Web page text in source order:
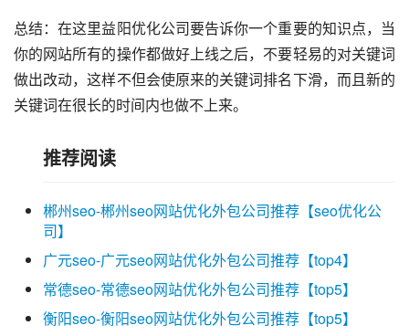
总结：在这里益阳优化公司要告诉你一个重要的知识点，当
你的网站所有的操作都做好上线之后，不要轻易的对关键词
做出改动，这样不但会使原来的关键词排名下滑，而且新的
关键词在很长的时间内也做不上来。
推荐阅读
郴州seo-郴州seo网站优化外包公司推荐【seo优化公
司】
广元seo-广元seo网站优化外包公司推荐【top4】
常德seo-常德seo网站优化外包公司推荐【top5】
衡阳seo-衡阳seo网站优化外包公司推荐【top5】